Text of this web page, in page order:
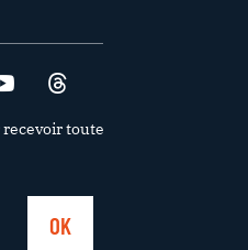
toute